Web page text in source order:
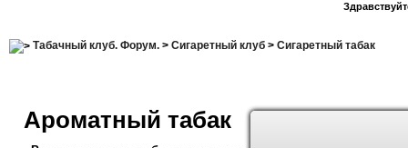
Табачный клуб. Форум.> Сигаретный клуб> Сигаретный табак
Ароматный табак